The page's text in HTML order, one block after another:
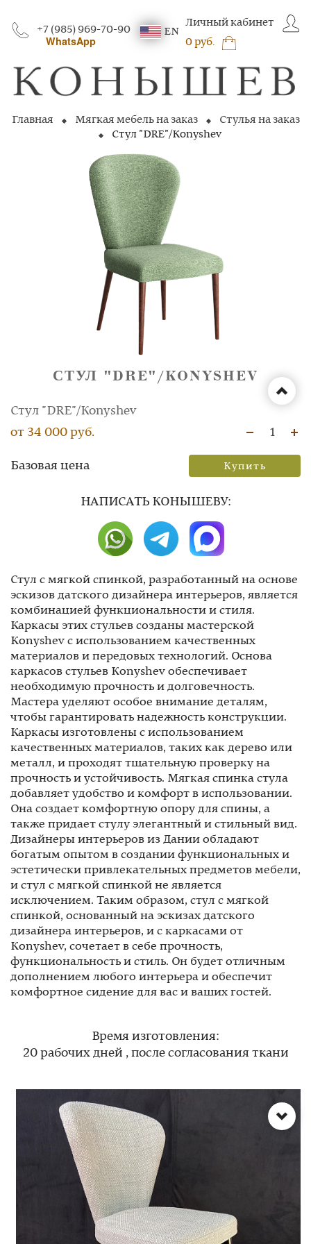
+7 (985) 969-70-90
WhatsApp
EN
Личный кабинет
0 руб.
Главная Мягкая мебель на заказ
Стулья на заказ
Стул "DRE"/Konyshev
СТУЛ "DRE"/KONYSHEV
Стул "DRE"/Konyshev
от 34 000 руб.
1
Базовая цена Купить
НAПИСАТЬ КОНЫШЕВУ:
Стул с мягкой спинкой, разработанный на основе
эскизов датского дизайнера интерьеров, является
комбинацией функциональности и стиля.
Каркасы этих стульев созданы мастерской
Konyshev с использованием качественных
материалов и передовых технологий. Основа
каркасов стульев Konyshev обеспечивает
необходимую прочность и долговечность.
Мастера уделяют особое внимание деталям,
чтобы гарантировать надежность конструкции.
Каркасы изготовлены с использованием
качественных материалов, таких как дерево или
металл, и проходят тщательную проверку на
прочность и устойчивость. Мягкая спинка стула
добавляет удобство и комфорт в использовании.
Она создает комфортную опору для спины, а
также придает стулу элегантный и стильный вид.
Дизайнеры интерьеров из Дании обладают
богатым опытом в создании функциональных и
эстетически привлекательных предметов мебели,
и стул с мягкой спинкой не является
исключением. Таким образом, стул с мягкой
спинкой, основанный на эскизах датского
дизайнера интерьеров, и с каркасами от
Konyshev, сочетает в себе прочность,
функциональность и стиль. Он будет отличным
дополнением любого интерьера и обеспечит
комфортное сидение для вас и ваших гостей.
Время изготовления:
20 рабочих дней , после согласования ткани